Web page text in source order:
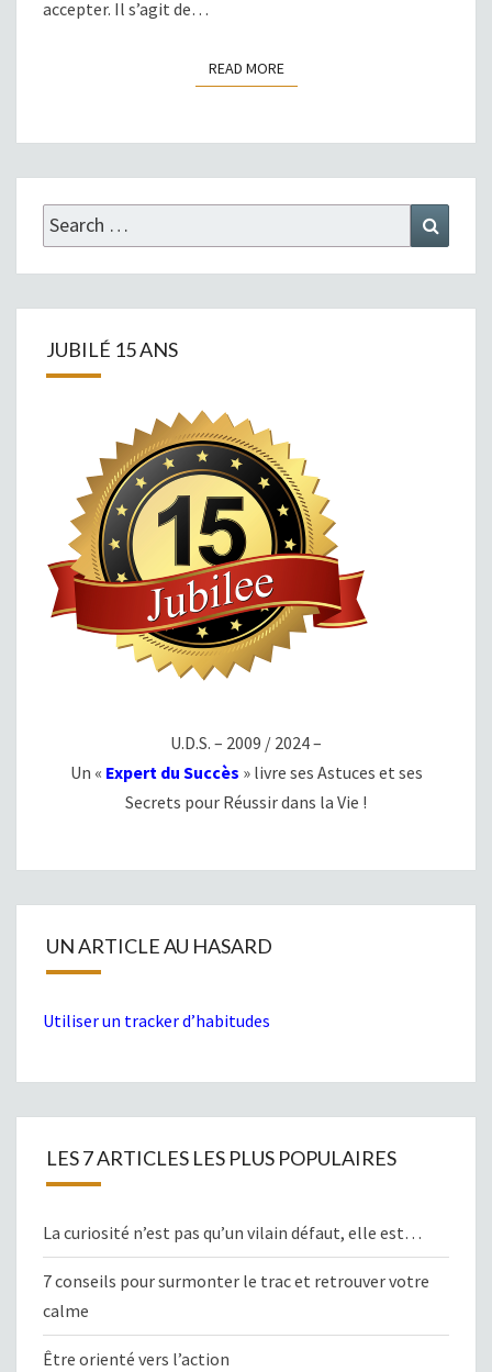
accepter. Il s’agit de…
READ MOREREAD MORE
Search
for:
JUBILÉ 15 ANS
U.D.S. – 2009 / 2024 –
Un « Expert du Succès » livre ses Astuces et ses
Secrets pour Réussir dans la Vie !
UN ARTICLE AU HASARD
Utiliser un tracker d’habitudes
LES 7 ARTICLES LES PLUS POPULAIRES
La curiosité n’est pas qu’un vilain défaut, elle est…
7 conseils pour surmonter le trac et retrouver votre
calme
Être orienté vers l’action